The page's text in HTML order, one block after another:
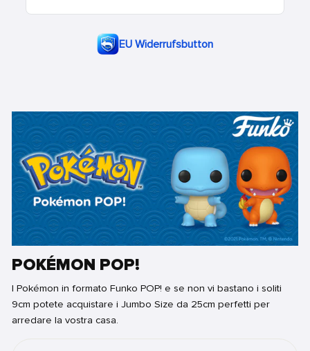
EU Widerrufsbutton
POKÉMON POP!
I Pokémon in formato Funko POP! e se non vi bastano i soliti
9cm potete acquistare i Jumbo Size da 25cm perfetti per
arredare la vostra casa.